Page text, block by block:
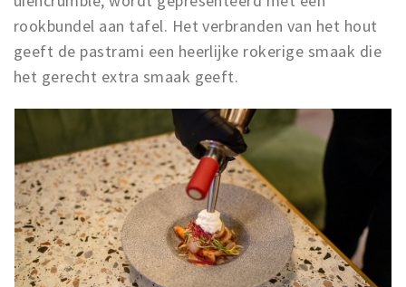
rookbundel aan tafel. Het verbranden van het hout
geeft de pastrami een heerlijke rokerige smaak die
het gerecht extra smaak geeft.